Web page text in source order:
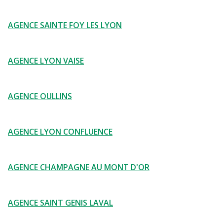
AGENCE SAINTE FOY LES LYON
AGENCE LYON VAISE
AGENCE OULLINS
AGENCE LYON CONFLUENCE
AGENCE CHAMPAGNE AU MONT D'OR
AGENCE SAINT GENIS LAVAL